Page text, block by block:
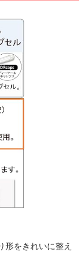
形をきれいに整え